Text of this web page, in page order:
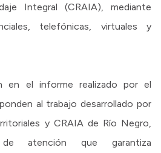
Integral (CRAIA), mediante
telefónicas, virtuales y
en el informe realizado por el
al trabajo desarrollado por
y CRAIA de Río Negro,
atención que garantiza